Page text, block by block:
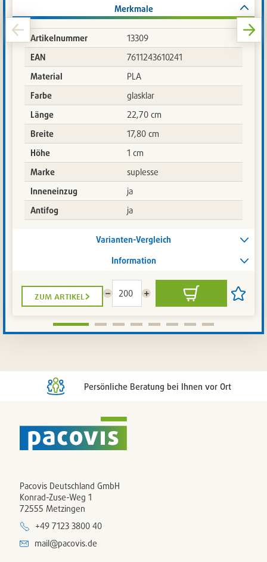
Merkmale
Artikelnummer
13309
EAN
7611243610241
Material
PLA
Farbe
glasklar
Länge
22,70 cm
Breite
17,80 cm
Höhe
1 cm
Marke
suplesse
Inneneinzug
ja
Antifog
ja
Varianten-Vergleich
Information
zum artikel
Menge
reduzieren
Menge
erhöhen
In
den
Artikel
setzen
Persönliche Beratung bei Ihnen vor Ort
Pacovis Deutschland GmbH
Konrad-Zuse-Weg 1
72555 Metzingen
+49 7123 3800 40
mail@pacovis.de